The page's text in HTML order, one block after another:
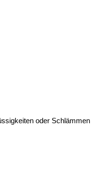
oder Schlämmen